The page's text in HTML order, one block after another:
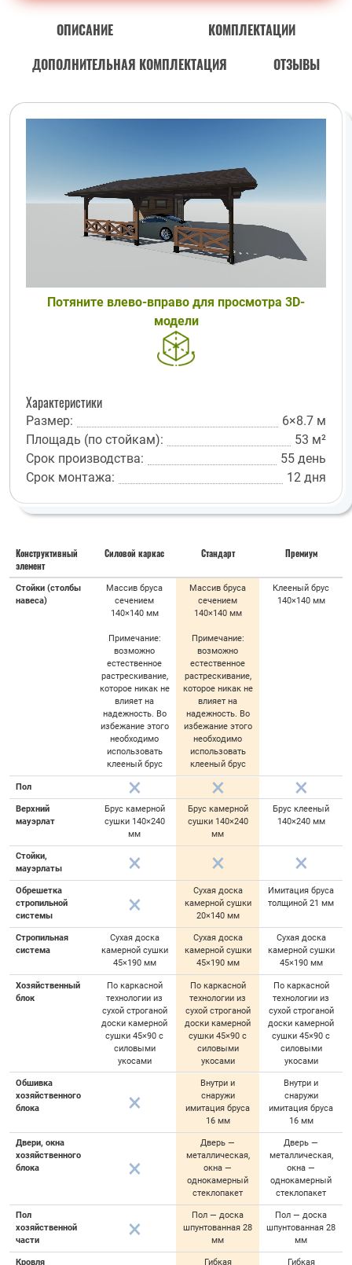
ОПИСАНИЕ
КОМПЛЕКТАЦИИ
ДОПОЛНИТЕЛЬНАЯ КОМПЛЕКТАЦИЯ
ОТЗЫВЫ
Потяните влево-вправо для просмотра 3D-
модели
Характеристики
Размер:
6×8.7 м
Площадь (по стойкам):
53 м²
Срок производства:
55 день
Срок монтажа:
12 дня
Конструктивный
элемент
Силовой каркас Стандарт Премиум
Стойки (столбы
навеса)
Массив бруса
сечением
140×140 мм
Примечание:
возможно
естественное
растрескивание,
которое никак не
влияет на
надежность. Во
избежание этого
необходимо
использовать
клееный брус
Массив бруса
сечением
140×140 мм
Примечание:
возможно
естественное
растрескивание,
которое никак не
влияет на
надежность. Во
избежание этого
необходимо
использовать
клееный брус
Клееный брус
140×140 мм
Пол
Верхний
мауэрлат
Брус камерной
сушки 140×240
мм
Брус камерной
сушки 140×240
мм
Брус клееный
140×240 мм
Стойки,
мауэрлаты
Обрешетка
стропильной
системы
Сухая доска
камерной сушки
20×140 мм
Имитация бруса
толщиной 21 мм
Стропильная
система
Сухая доска
камерной сушки
45×190 мм
Сухая доска
камерной сушки
45×190 мм
Сухая доска
камерной сушки
45×190 мм
Хозяйственный
блок
По каркасной
технологии из
сухой строганой
доски камерной
сушки 45×90 с
силовыми
укосами
По каркасной
технологии из
сухой строганой
доски камерной
сушки 45×90 с
силовыми
укосами
По каркасной
технологии из
сухой строганой
доски камерной
сушки 45×90 с
силовыми
укосами
Обшивка
хозяйственного
блока
Внутри и
снаружи
имитация бруса
16 мм
Внутри и
снаружи
имитация бруса
16 мм
Двери, окна
хозяйственного
блока
Дверь —
металлическая,
окна —
однокамерный
стеклопакет
Дверь —
металлическая,
окна —
однокамерный
стеклопакет
Пол
хозяйственной
части
Пол — доска
шпунтованная 28
мм
Пол — доска
шпунтованная 28
мм
Кровля Гибкая Гибкая